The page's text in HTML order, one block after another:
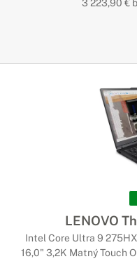
3 223,90 €
LENOVO
Intel Core Ultra 9
16,0" 3,2K Matný Touch